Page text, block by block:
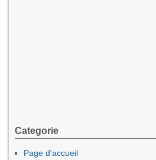
Categorie
Page d'accueil